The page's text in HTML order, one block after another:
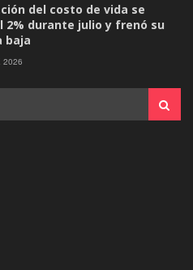
del costo de vida se
2% durante julio y frenó su
baja
2026